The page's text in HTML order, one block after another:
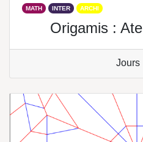
MATH INTER ARCHI
Origamis :
Jours